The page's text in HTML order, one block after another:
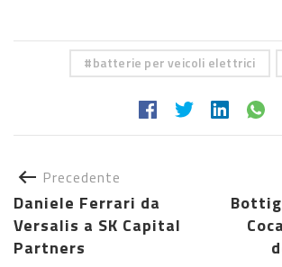
batterie per veicoli elettrici
Precedente
Daniele Ferrari da
Versalis a SK Capital
Partners